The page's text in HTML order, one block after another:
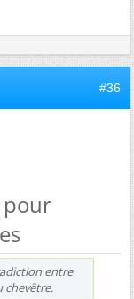
#36
pour
entre
chevêtre.